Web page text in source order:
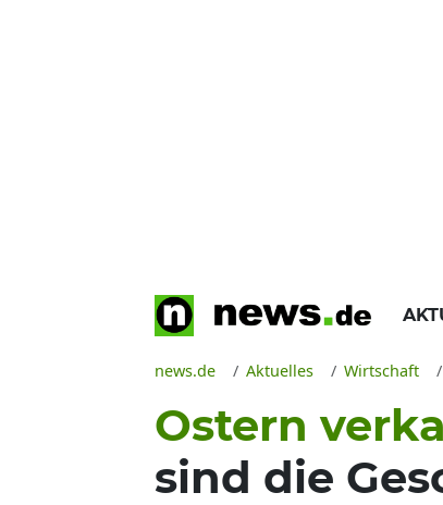
news.de Aktuelles Wirtschaft
Ostern
sind die